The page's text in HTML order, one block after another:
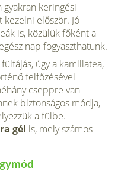
keringési
kezelni először. Jó
is, közülük főként a
nap fogyaszthatunk.
úgy a kamillatea,
felfőzésével
cseppre van
biztonságos módja,
a fülbe.
gél is, mely számos